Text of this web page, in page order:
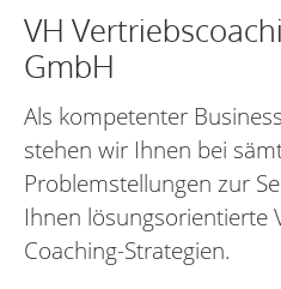
VH
GmbH
Als kompetenter
stehen wir Ihnen bei
Problemstellungen zur
Ihnen lösungsorientierte
Coaching-Strategien.